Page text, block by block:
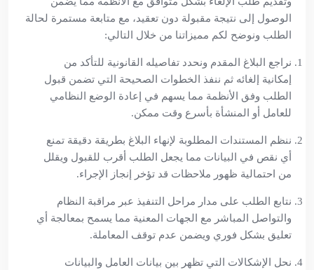
الوصول إلى نتيجة مقبولة دون تعقيد، مع متابعة مستمرة لحالة
الطلب ونوضح لكم مميزاتنا من خلال التالي:
نراجع البلاغ المقدم ونحدد تفاصيله القانونية للتأكد من
إمكانية إلغائه ثم ننفذ الخطوات الصحيحة التي تضمن قبول
الطلب وفق الأنظمة مما يسهم في إعادة الوضع النظامي
للعامل أو المنشأة بأسرع وقت ممكن.
ننظم المستندات المطلوبة لإنهاء البلاغ بطريقة دقيقة تمنع
أي نقص في البيانات مما يجعل الطلب أقرب للقبول ويقلل
من احتمالية ظهور ملاحظات قد تؤخر إنجاز الإجراء.
نتابع الطلب على مدار مراحل التنفيذ عبر مراقبة النظام
والتواصل المباشر مع الجهات المعنية مما يسمح بمعالجة أي
تعليق بشكل فوري ويضمن عدم توقف المعاملة.
نحل الإشكالات التي تظهر بين بيانات العامل والبيانات